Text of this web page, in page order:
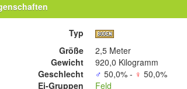
Typ
Größe
2,5 Meter
Gewicht
920,0 Kilogramm
Geschlecht
♂ 50,0% - ♀ 50,0%
Ei-Gruppen
Feld